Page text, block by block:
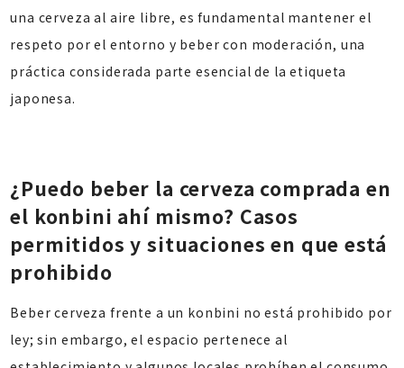
una cerveza al aire libre, es fundamental mantener el
respeto por el entorno y beber con moderación, una
práctica considerada parte esencial de la etiqueta
japonesa.
¿Puedo beber la cerveza comprada en
el konbini ahí mismo? Casos
permitidos y situaciones en que está
prohibido
Beber cerveza frente a un konbini no está prohibido por
ley; sin embargo, el espacio pertenece al